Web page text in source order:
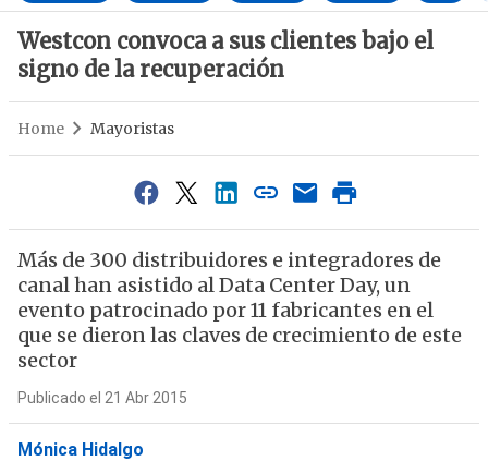
Westcon convoca a sus clientes bajo el
signo de la recuperación
Home Mayoristas
Más de 300 distribuidores e integradores de
canal han asistido al Data Center Day, un
evento patrocinado por 11 fabricantes en el
que se dieron las claves de crecimiento de este
sector
Publicado el 21 Abr 2015
Mónica Hidalgo